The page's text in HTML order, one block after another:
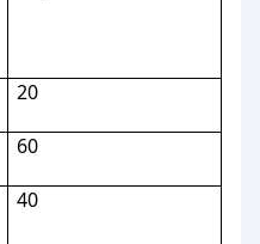
20
60
40